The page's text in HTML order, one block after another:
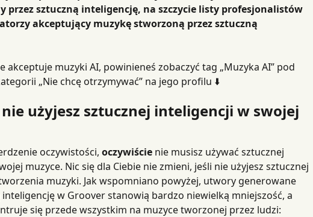
przez sztuczną inteligencję, na szczycie listy profesjonalistów
akceptujący muzykę stworzoną przez sztuczną
„Nie chcę otrzymywać” na jego profilu ⬇️
nie użyjesz sztucznej inteligencji w swojej
oczywistości, oczywiście nie musisz używać sztucznej
muzyce. Nic się dla Ciebie nie zmieni, jeśli nie użyjesz sztucznej
muzyki. Jak wspomniano powyżej, utwory generowane
w Groover stanowią bardzo niewielką mniejszość, a
się przede wszystkim na muzyce tworzonej przez ludzi: